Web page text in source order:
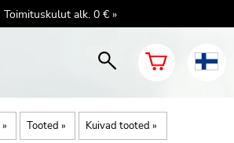
Toimituskulut alk. 0 € »
‪» Tooted ‪» Kuivad tooted ‪»